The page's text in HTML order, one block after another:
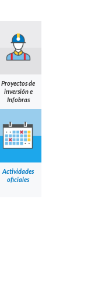
Proyectos de
inversión e
Infobras
Actividades
oficiales